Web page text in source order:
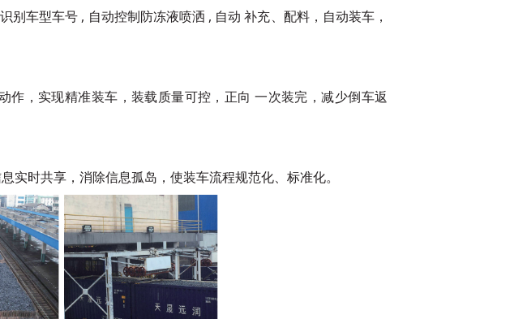
别车型车号 , 自动控制防冻液喷洒 , 自动补充、配料，自动装车，
作，实现精准装车，装载质量可控，正向一次装完，减少倒车返
实时共享，消除信息孤岛，使装车流程规范化、标准化。